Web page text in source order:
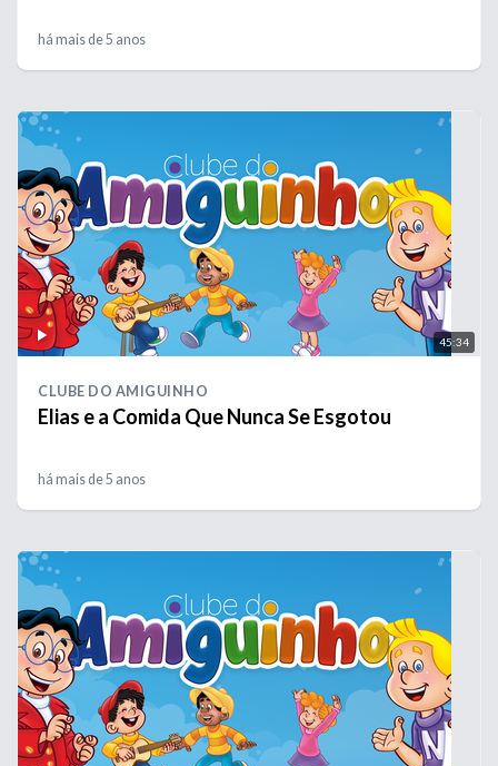
há mais de 5 anos
45:34
CLUBE DO AMIGUINHO
Elias e a Comida Que Nunca Se Esgotou
há mais de 5 anos